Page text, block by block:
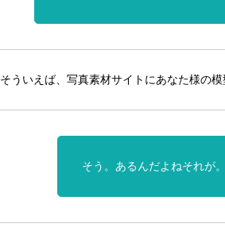
そういえば、写真素材サイトにあなた様の
そう。あるんだよねそれが